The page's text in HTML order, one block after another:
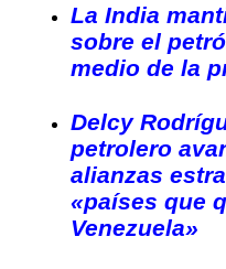
La India
sobre el
medio de la
Delcy
petrolero
alianzas
«países que
Venezuela»